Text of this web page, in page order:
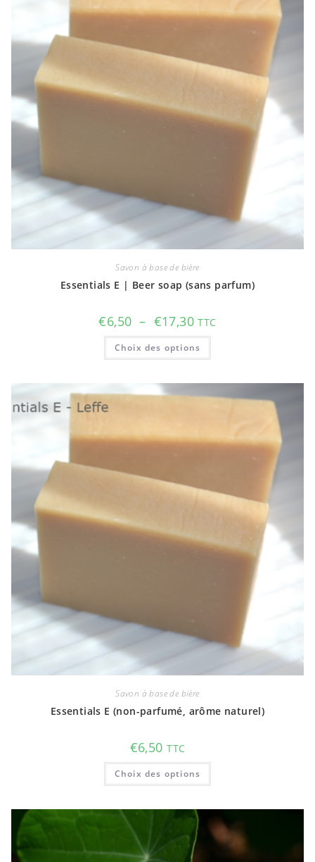
Savon à base de bière
Essentials E | Beer soap (sans parfum)
€6,50 – €17,30Plage
de
prix :
€6,50
à
TTC
Choix des options
Ce
a
options
peuvent
choisies
sur
la
Savon à base de bière
Essentials E (non-parfumé, arôme naturel)
€6,50 TTC
Choix des options
Ce
a
options
peuvent
être
choisies